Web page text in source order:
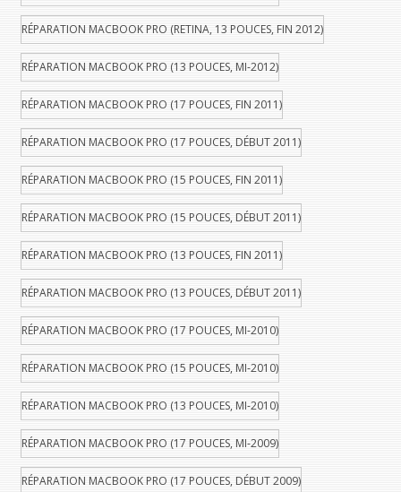
RÉPARATION MACBOOK PRO (RETINA, 13 POUCES, FIN 2012)
RÉPARATION MACBOOK PRO (13 POUCES, MI-2012)
RÉPARATION MACBOOK PRO (17 POUCES, FIN 2011)
RÉPARATION MACBOOK PRO (17 POUCES, DÉBUT 2011)
RÉPARATION MACBOOK PRO (15 POUCES, FIN 2011)
RÉPARATION MACBOOK PRO (15 POUCES, DÉBUT 2011)
RÉPARATION MACBOOK PRO (13 POUCES, FIN 2011)
RÉPARATION MACBOOK PRO (13 POUCES, DÉBUT 2011)
RÉPARATION MACBOOK PRO (17 POUCES, MI-2010)
RÉPARATION MACBOOK PRO (15 POUCES, MI-2010)
RÉPARATION MACBOOK PRO (13 POUCES, MI-2010)
RÉPARATION MACBOOK PRO (17 POUCES, MI-2009)
RÉPARATION MACBOOK PRO (17 POUCES, DÉBUT 2009)